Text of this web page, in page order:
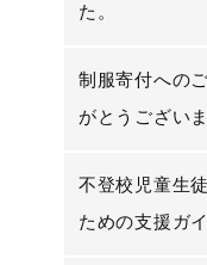
た。
制服寄付への
がとうござい
不登校児童生
ための支援ガ